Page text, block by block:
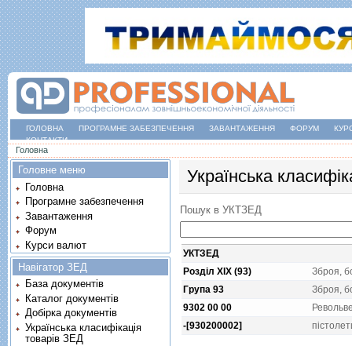
ГОЛОВНА ПРОГРАМНЕ ЗАБЕЗПЕЧЕННЯ ЗАВАНТАЖЕННЯ ФОРУМ
КОНТАКТИ
Ви є тут
Головна
Українська
Пошук в УКТЗЕД
УКТЗЕД
Розділ XIX (93)
Зброя,
Група 93
Зброя,
9302 00 00
-[930200002]
Головне меню
Головна
Програмне забезпечення
Завантаження
Форум
Курси валют
Навігатор ЗЕД
База документів
Каталог документів
Добірка документів
Українська класифікація
товарів ЗЕД